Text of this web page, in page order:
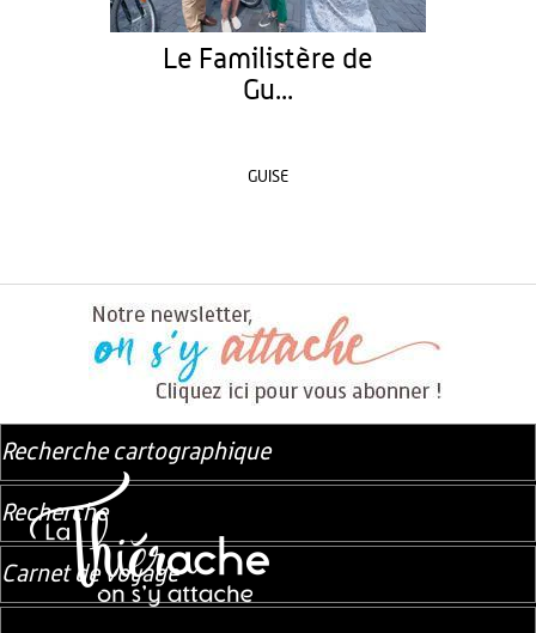
Le Familistère de
Gu...
GUISE
Recherche cartographique
Recherche
Carnet de voyage